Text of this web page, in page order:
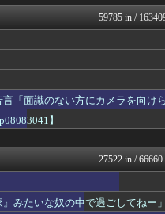
登山ちゃんねる
の伸...
VTuberNews
いこ...
コンテンツ・声
アナきゃぷ速報
直...
モナニュース
キニ速
みそパンNEWS
たの...
かいにちニュー
...
ゆるゲーマー遅報
59785 in /
「面識のない方にカメラを向け
】
27522 in / 66660
みたいな奴の中で過ごしてねー」